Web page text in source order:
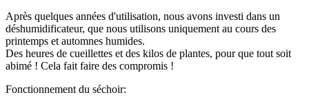
Après quelques années d'utilisation, nous avons investi dans un
déshumidificateur, que nous utilisons uniquement au cours des
printemps et automnes humides.
Des heures de cueillettes et des kilos de plantes, pour que tout soit
abimé ! Cela fait faire des compromis !
Fonctionnement du séchoir: